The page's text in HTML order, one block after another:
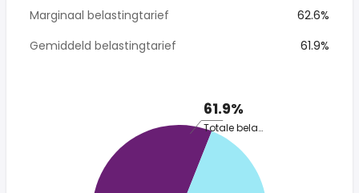
Marginaal belastingtarief
62.6%
Gemiddeld belastingtarief
61.9%
61.9%
Totale belasting